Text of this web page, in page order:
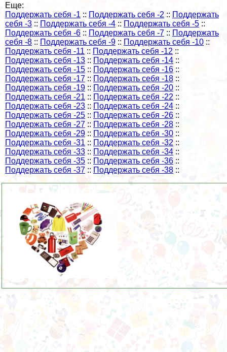
Еще:
Поддержать себя -1 :: Поддержать себя -2 :: Поддержать
себя -3 :: Поддержать себя -4 :: Поддержать себя -5 ::
Поддержать себя -6 :: Поддержать себя -7 :: Поддержать
себя -8 :: Поддержать себя -9 :: Поддержать себя -10 ::
Поддержать себя -11 :: Поддержать себя -12 ::
Поддержать себя -13 :: Поддержать себя -14 ::
Поддержать себя -15 :: Поддержать себя -16 ::
Поддержать себя -17 :: Поддержать себя -18 ::
Поддержать себя -19 :: Поддержать себя -20 ::
Поддержать себя -21 :: Поддержать себя -22 ::
Поддержать себя -23 :: Поддержать себя -24 ::
Поддержать себя -25 :: Поддержать себя -26 ::
Поддержать себя -27 :: Поддержать себя -28 ::
Поддержать себя -29 :: Поддержать себя -30 ::
Поддержать себя -31 :: Поддержать себя -32 ::
Поддержать себя -33 :: Поддержать себя -34 ::
Поддержать себя -35 :: Поддержать себя -36 ::
Поддержать себя -37 :: Поддержать себя -38 ::